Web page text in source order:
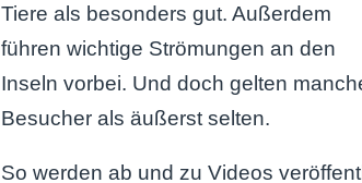
Tiere als besonders gut. Außerdem
führen wichtige Strömungen an den
Inseln vorbei. Und doch gelten
Besucher als äußerst selten.
So werden ab und zu Videos